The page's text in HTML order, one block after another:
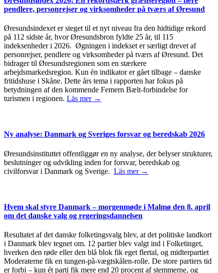
pendlere, personrejser og virksomheder på tværs af Øresund
Øresundsindexet er steget til et nyt niveau fra den hidtidige rekord
på 112 sidste år, hvor Øresundsbron fyldte 25 år, til 115
indeksenheder i 2026. Øgningen i indekset er særligt drevet af
personrejser, pendlere og virksomheder på tværs af Øresund. Det
bidrager til Øresundsregionen som en stærkere
arbejdsmarkedsregion. Kun én indikator er gået tilbage – danske
fritidshuse i Skåne. Dette års tema i rapporten har fokus på
betydningen af den kommende Femern Bælt-forbindelse for
turismen i regionen. Läs mer →
Ny analyse: Danmark og Sveriges forsvar og beredskab 2026
Øresundsinstituttet offentliggør en ny analyse, der belyser strukturer,
beslutninger og udvikling inden for forsvar, beredskab og
civilforsvar i Danmark og Sverige. Läs mer →
Hvem skal styre Danmark – morgenmøde i Malmø den 8. april
om det danske valg og regeringsdannelsen
Resultatet af det danske folketingsvalg blev, at det politiske landkort
i Danmark blev tegnet om. 12 partier blev valgt ind i Folketinget,
hverken den røde eller den blå blok fik eget flertal, og midterpartiet
Moderaterne fik en tungen-på-vægtskålen-rolle. De store partiers tid
er forbi – kun ét parti fik mere end 20 procent af stemmerne, og